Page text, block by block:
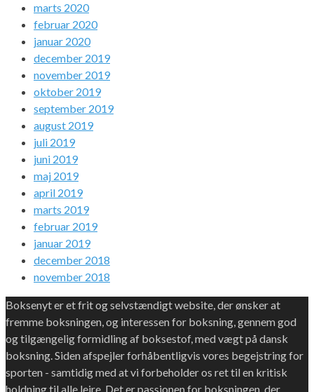
marts 2020
februar 2020
januar 2020
december 2019
november 2019
oktober 2019
september 2019
august 2019
juli 2019
juni 2019
maj 2019
april 2019
marts 2019
februar 2019
januar 2019
december 2018
november 2018
Boksenyt er et frit og selvstændigt website, der ønsker at
fremme boksningen, og interessen for boksning, gennem god
og tilgængelig formidling af boksestof, med vægt på dansk
boksning. Siden afspejler forhåbentligvis vores begejstring for
sporten - samtidig med at vi forbeholder os ret til en kritisk
holdning til alle lejre. Det er passionen for boksningen, der